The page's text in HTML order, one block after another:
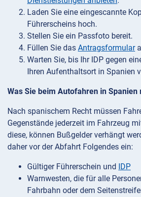
Laden Sie eine eingescannte
Führerscheins hoch.
Stellen Sie ein Passfoto bereit.
Füllen Sie das Antragsformular
Warten Sie, bis Ihr IDP gegen
Ihren Aufenthaltsort in Spanien
Was Sie beim Autofahren in
Nach spanischem Recht müssen
Gegenstände jederzeit im Fahrzeug
diese, können Bußgelder verhängt
daher vor der Abfahrt Folgendes ein:
Gültiger Führerschein und IDP
Warnwesten, die für alle
Fahrbahn oder dem